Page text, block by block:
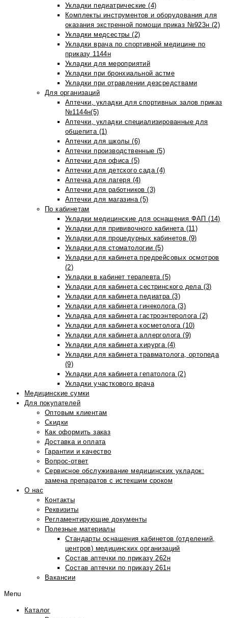
Укладки педиатрические (4)
Комплекты инструментов и оборудования для
оказания экстренной помощи приказ №923н (2)
Укладки медсестры (2)
Укладки врача по спортивной медицине по
приказу 1144н
Укладки для мероприятий
Укладки при бронхиальной астме
Укладки при отравлении дезсредствами
Для организаций
Аптечки, укладки для спортивных залов приказ
№1144н(5)
Аптечки, укладки специализированные для
общепита (1)
Аптечки для школы (6)
Аптечки производственные (5)
Аптечки для офиса (5)
Аптечки для детского сада (4)
Аптечка для лагеря (4)
Аптечки для работников (3)
Аптечки для магазина (5)
По кабинетам
Укладки медицинские для оснащения ФАП (14)
Укладки для прививочного кабинета (11)
Укладки для процедурных кабинетов (9)
Укладки для стоматологии (5)
Укладки для кабинета предрейсовых осмотров
(2)
Укладки в кабинет терапевта (5)
Укладки для кабинета сестринского дела (3)
Укладки для кабинета педиатра (3)
Укладки для кабинета гинеколога (3)
Укладка для кабинета гастроэнтеролога (2)
Укладки для кабинета косметолога (10)
Укладки для кабинета аллерголога (9)
Укладки для кабинета хирурга (4)
Укладки для кабинета травматолога, ортопеда
(9)
Укладки для кабинета гепатолога (2)
Укладки участкового врача
Медицинские сумки
Для покупателей
Оптовым клиентам
Скидки
Как оформить заказ
Доставка и оплата
Гарантии и качество
Вопрос-ответ
Сервисное обслуживание медицинских укладок:
замена препаратов с истекшим сроком
О нас
Контакты
Реквизиты
Регламентирующие документы
Полезные материалы
Стандарты оснащения кабинетов (отделений,
центров) медицинских организаций
Состав аптечки по приказу 262н
Состав аптечки по приказу 261н
Вакансии
Menu
Каталог